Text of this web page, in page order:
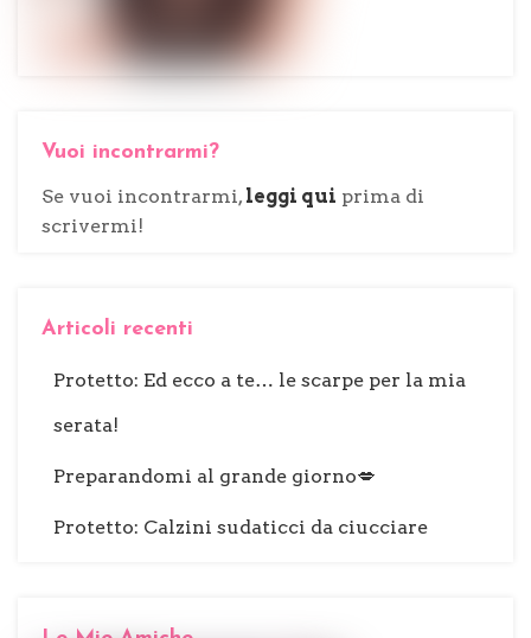
Vuoi incontrarmi?
Se vuoi incontrarmi, leggi qui prima di
scrivermi!
Articoli recenti
Protetto: Ed ecco a te… le scarpe per la mia
serata!
Preparandomi al grande giorno💋
Protetto: Calzini sudaticci da ciucciare